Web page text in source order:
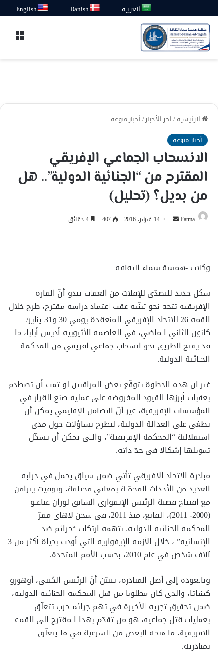
العربية Danish
English
الرئيسية/اخر الأخبار/أخبار منوعة
أخبار منوعة
الانسحاب الجماعي الإفريقي
المقترح من “الجنائية الدولية”.. هل
من بديل؟ (تحليل)
Fatma
أرسل 14 فبراير، 2016 407
وكلات -همسة سماء الثقافه
شكل جديد للتصدّي للإفلات من العقاب يبدو أنّ القارة
الإفريقية تتجه نحو تبنّيه عقب اعتماد دراسة مقترح، طرح خلال
القمة 26 للاتحاد الإفريقي المنعقدة يومي 30 و31 يناير/
كانون الثاني الماضي، في العاصمة الأثيوبية أديس أبابا، ما
قد يفتح الطريق نحو انسحاب جماعي افريقي من المحكمة
الجنائية الدولية.
غير ان هذه الخطوة يتوقّع بعض المراقبين لو تمت أن تصطدم
بعقبات أبرزها القيود المفروضة على عملية صنع القرار في
المؤسسات الإفريقية، غير أنّ التضامن الإقليمي يمكن أن
يطغى على العدالة الدولية، ليطرح تساؤلات حول مدى
استقلالية “المحكمة الإفريقية”، والتي يمكن أن يشكّل
تمويلها إشكالا في حدّ ذاته.
مبادرة الاتحاد الافريقي تأتي ضمن سياق يحمل في جرابه
العديد من الأحداث المحمّلة بمعاني مختلفة، وتوقيت يتزامن
مع افتتاح قضية الرئيس الإيفواري السابق لوران غباغبو
(2000- 2011)، القابع، منذ 2011، في سجن لاهاي مقرّ
المحكمة الجنائية الدولية، بتهمة ارتكاب “جرائم ضد
الإنسانية” ، خلال الأزمة الإيفوارية التي أودت بحياة أكثر من 3
آلاف شخص في عام 2010، بحسب الأمم المتحدة.
وبالعودة إلى أصل المبادرة، يتبيّن أنّ الرئيس الكيني، أوهورو
كينياتا، والذي كان مطلوبا من قبل المحكمة الجنائية الدولية،
ضمن تحقيق تجريه الأخيرة في تهم جرائم حرب تتعلّق
بعمليات قتل جماعية، هو من تقدّم بهذا المقترح الى القمة
الافريقية، ما منحه البعض من الشرعية في ما يتعلّق
بمبادرته.